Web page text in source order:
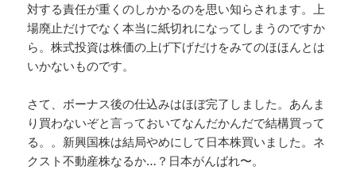
対する責任が重くのしかかるのを思い知らされます。上
場廃止だけでなく本当に紙切れになってしまうのですか
ら。株式投資は株価の上げ下げだけをみてのほほんとは
いかないものです。
さて、ボーナス後の仕込みはほぼ完了しました。あんま
り買わないぞと言っておいてなんだかんだで結構買って
る。。新興国株は結局やめにして日本株買いました。ネ
クスト不動産株なるか…？日本がんばれ〜。